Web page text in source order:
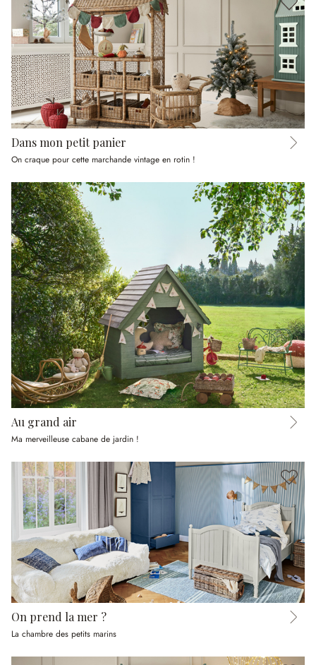
Dans mon petit panier
On craque pour cette marchande vintage en rotin !
Au grand air
Ma merveilleuse cabane de jardin !
On prend la mer ?
La chambre des petits marins